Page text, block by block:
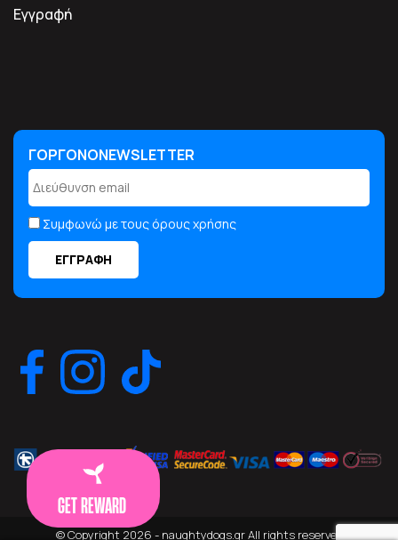
Εγγραφή
ΓΟΡΓΟΝΟNEWSLETTER
Συμφωνώ με τους όρους χρήσης
© Copyright 2026 - naughtydogs.gr All rights reserved
GET REWARD